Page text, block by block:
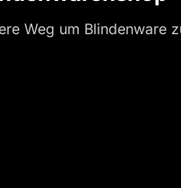
Weg um Blindenware